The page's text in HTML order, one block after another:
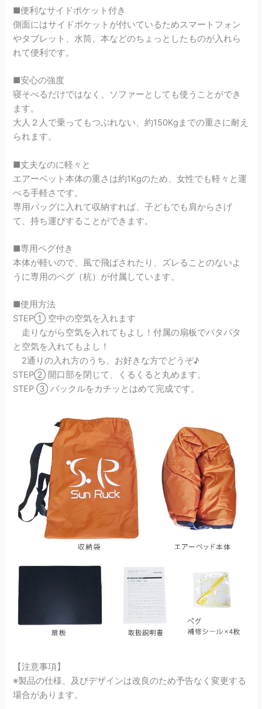
■便利なサイドポケット付き
側面にはサイドポケットが付いているためスマートフォン
やタブレット、水筒、本などのちょっとしたものが入れら
れて便利です。
■安心の強度
寝そべるだけではなく、ソファーとしても使うことができ
ます。
大人２人で乗ってもつぶれない、約150Kgまでの重さに耐え
られます。
■丈夫なのに軽々と
エアーベット本体の重さは約1Kgのため、女性でも軽々と運
べる手軽さです。
専用バッグに入れて収納すれば、子どもでも肩からさげ
て、持ち運びすることができます。
■専用ペグ付き
本体が軽いので、風で飛ばされたり、ズレることのないよ
うに専用のペグ（杭）が付属しています。
■使用方法
STEP① 空中の空気を入れます
走りながら空気を入れてもよし！付属の扇板でパタパタ
と空気を入れてもよし！
2通りの入れ方のうち、お好きな方でどうぞ♪
STEP② 開口部を閉じて、くるくると丸めます。
STEP ③ バックルをカチッとはめて完成です。
【注意事項】
※製品の仕様、及びデザインは改良のため予告なく変更する
場合があります。